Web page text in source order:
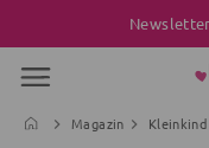
Magazin Kleinkind